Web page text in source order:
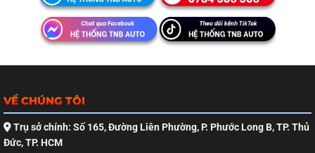
VỀ CHÚNG TÔI
Trụ sở chính: Số 165, Đường Liên Phường, P. Phước Long B, TP. Thủ
Đức, TP. HCM